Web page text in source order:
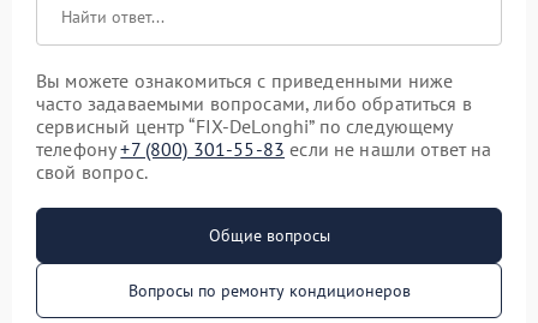
Вы можете ознакомиться с приведенными ниже
часто задаваемыми вопросами, либо обратиться в
сервисный центр “FIX-DeLonghi” по следующему
телефону+7 (800) 301-55-83 если не нашли ответ на
свой вопрос.
Общие вопросы
Вопросы по ремонту кондиционеров